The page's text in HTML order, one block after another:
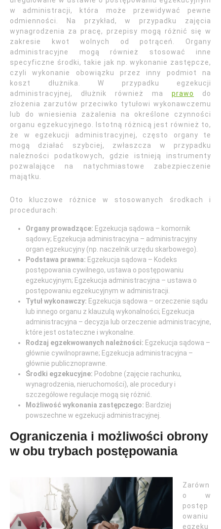
w administracji, która może przewidywać pewne
odmienności. Na przykład, w przypadku zajęcia
wynagrodzenia za pracę, przepisy mogą różnić się w
zakresie kwot wolnych od potrąceń. Organy
administracyjne mogą również stosować inne
specyficzne środki, takie jak np. wykonanie zastępcze,
czyli wykonanie obowiązku przez inny podmiot na
koszt dłużnika. W przypadku egzekucji
administracyjnej, dłużnik również ma prawo
do
złożenia zarzutów przeciwko tytułowi wykonawczemu
lub do wniesienia zażalenia na określone czynności
organu egzekucyjnego. Istotną różnicą jest również to,
że w egzekucji administracyjnej, często organy te
mogą działać szybciej, zwłaszcza w przypadku
należności podatkowych, gdzie istnieją instrumenty
pozwalające na natychmiastowe zabezpieczenie
majątku.
Oto kluczowe różnice w stosowanych środkach i
procedurach:
Organy prowadzące: Egzekucja sądowa – komornik
sądowy; Egzekucja administracyjna – administracyjny
organ egzekucyjny (np. naczelnik urzędu skarbowego).
Podstawa prawna: Egzekucja sądowa – Kodeks
postępowania cywilnego, ustawa o postępowaniu
egzekucyjnym; Egzekucja administracyjna – ustawa o
postępowaniu egzekucyjnym w administracji.
Tytuł wykonawczy: Egzekucja sądowa – orzeczenie sądu
lub innego organu z klauzulą wykonalności; Egzekucja
administracyjna – decyzja lub orzeczenie administracyjne,
które jest ostateczne i wykonalne.
Rodzaj egzekwowanych należności: Egzekucja sądowa –
głównie cywilnoprawne; Egzekucja administracyjna –
głównie publicznoprawne.
Środki egzekucyjne: Podobne (zajęcie rachunku,
wynagrodzenia, nieruchomości), ale procedury i
szczegółowe regulacje mogą się różnić.
Możliwość wykonania zastępczego: Bardziej
powszechne w egzekucji administracyjnej.
Ograniczenia i możliwości obrony
w obu trybach postępowania
Zarówn
o w
postęp
owaniu
egzeku